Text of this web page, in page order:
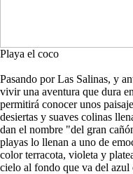
Playa el coco
Pasando por Las Salinas, y
vivir una aventura que dura
permitirá conocer unos
desiertas y suaves colinas
dan el nombre "del gran
playas lo llenan a uno de
color terracota, violeta y
cielo al fondo que va del azul